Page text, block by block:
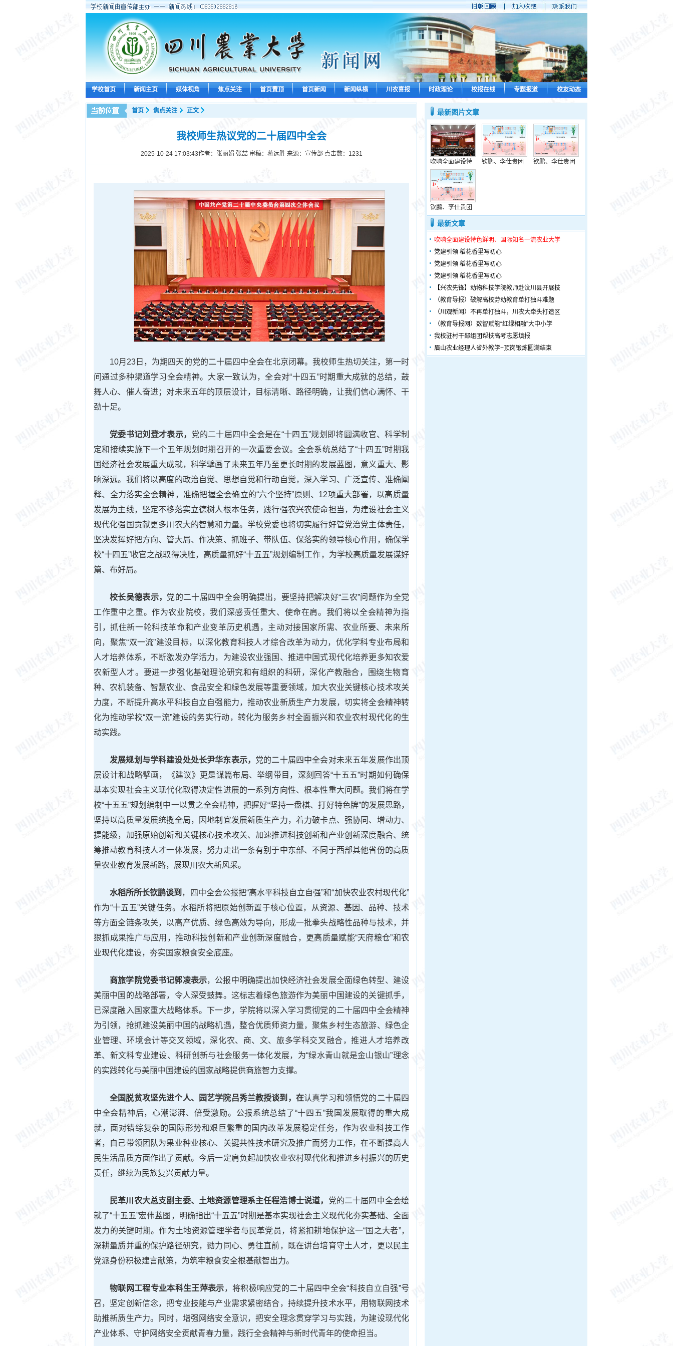
学校首页 新闻主页 媒体视角 焦点关注 首页置顶 首页新闻 新闻纵横 川农喜报 时政理论 校报在线 专题报道 校友动态
首页 焦点关注 正文
我校师生热议党的二十届四中全会
2025-10-24 17:03:43作者：张丽娟 张喆 审稿：蒋远胜 来源：宣传部 点击数： 1231
10月23日，为期四天的党的二十届四中全会在北京闭幕。我校师生热切关注，第一时
间通过多种渠道学习全会精神。大家一致认为，全会对“十四五”时期重大成就的总结，鼓
舞人心、催人奋进；对未来五年的顶层设计，目标清晰、路径明确，让我们信心满怀、干
劲十足。
党委书记刘登才表示， 党的二十届四中全会是在“十四五”规划即将圆满收官、科学制
定和接续实施下一个五年规划时期召开的一次重要会议。全会系统总结了“十四五”时期我
国经济社会发展重大成就，科学擘画了未来五年乃至更长时期的发展蓝图，意义重大、影
响深远。我们将以高度的政治自觉、思想自觉和行动自觉，深入学习、广泛宣传、准确阐
释、全力落实全会精神，准确把握全会确立的“六个坚持”原则、12项重大部署，以高质量
发展为主线，坚定不移落实立德树人根本任务，践行强农兴农使命担当，为建设社会主义
现代化强国贡献更多川农大的智慧和力量。学校党委也将切实履行好管党治党主体责任，
坚决发挥好把方向、管大局、作决策、抓班子、带队伍、保落实的领导核心作用，确保学
校“十四五”收官之战取得决胜，高质量抓好“十五五”规划编制工作，为学校高质量发展谋好
篇、布好局。
校长吴德表示， 党的二十届四中全会明确提出，要坚持把解决好“三农”问题作为全党
工作重中之重。作为农业院校，我们深感责任重大、使命在肩。我们将以全会精神为指
引，抓住新一轮科技革命和产业变革历史机遇，主动对接国家所需、农业所要、未来所
向，聚焦“双一流”建设目标，以深化教育科技人才综合改革为动力，优化学科专业布局和
人才培养体系，不断激发办学活力，为建设农业强国、推进中国式现代化培养更多知农爱
农新型人才。要进一步强化基础理论研究和有组织的科研，深化产教融合，围绕生物育
种、农机装备、智慧农业、食品安全和绿色发展等重要领域，加大农业关键核心技术攻关
力度，不断提升高水平科技自立自强能力，推动农业新质生产力发展，切实将全会精神转
化为推动学校“双一流”建设的务实行动，转化为服务乡村全面振兴和农业农村现代化的生
动实践。
发展规划与学科建设处处长尹华东表示， 党的二十届四中全会对未来五年发展作出顶
层设计和战略擘画，《建议》更是谋篇布局、举纲带目，深刻回答“十五五”时期如何确保
基本实现社会主义现代化取得决定性进展的一系列方向性、根本性重大问题。我们将在学
校“十五五”规划编制中一以贯之全会精神，把握好“坚持一盘棋、打好特色牌”的发展思路，
坚持以高质量发展统揽全局，因地制宜发展新质生产力，着力破卡点、强协同、增动力、
提能级，加强原始创新和关键核心技术攻关、加速推进科技创新和产业创新深度融合、统
筹推动教育科技人才一体发展，努力走出一条有别于中东部、不同于西部其他省份的高质
量农业教育发展新路，展现川农大新风采。
水稻所所长钦鹏谈到 ，四中全会公报把“高水平科技自立自强”和“加快农业农村现代化”
作为“十五五”关键任务。水稻所将把原始创新置于核心位置，从资源、基因、品种、技术
等方面全链条攻关，以高产优质、绿色高效为导向，形成一批拳头战略性品种与技术，并
狠抓成果推广与应用，推动科技创新和产业创新深度融合，更高质量赋能“天府粮仓”和农
业现代化建设，夯实国家粮食安全底座。
商旅学院党委书记郭凌表示，公报中明确提出加快经济社会发展全面绿色转型、建设
美丽中国的战略部署，令人深受鼓舞。这标志着绿色旅游作为美丽中国建设的关键抓手，
已深度融入国家重大战略体系。下一步，学院将以深入学习贯彻党的二十届四中全会精神
为引领，抢抓建设美丽中国的战略机遇，整合优质师资力量，聚焦乡村生态旅游、绿色企
业管理、环境会计等交叉领域，深化农、商、文、旅多学科交叉融合，推进人才培养改
革、新文科专业建设、科研创新与社会服务一体化发展，为“绿水青山就是金山银山”理念
的实践转化与美丽中国建设的国家战略提供商旅智力支撑。
全国脱贫攻坚先进个人、园艺学院吕秀兰教授谈到，在认真学习和领悟党的二十届四
中全会精神后，心潮澎湃、倍受激励。公报系统总结了“十四五”我国发展取得的重大成
就，面对错综复杂的国际形势和艰巨繁重的国内改革发展稳定任务，作为农业科技工作
者，自己带领团队为果业种业核心、关键共性技术研究及推广而努力工作，在不断提高人
民生活品质方面作出了贡献。今后一定肩负起加快农业农村现代化和推进乡村振兴的历史
责任，继续为民族复兴贡献力量。
民革川农大总支副主委、土地资源管理系主任程浩博士说道， 党的二十届四中全会绘
就了“十五五”宏伟蓝图，明确指出“十五五”时期是基本实现社会主义现代化夯实基础、全面
发力的关键时期。作为土地资源管理学者与民革党员，将紧扣耕地保护这一“国之大者”，
深耕量质并重的保护路径研究，勠力同心、勇往直前，既在讲台培育守土人才，更以民主
党派身份积极建言献策，为筑牢粮食安全根基献智出力。
物联网工程专业本科生王萍表示，将积极响应党的二十届四中全会“科技自立自强”号
召，坚定创新信念，把专业技能与产业需求紧密结合，持续提升技术水平，用物联网技术
助推新质生产力。同时，增强网络安全意识，把安全理念贯穿学习与实践，为建设现代化
产业体系、守护网络安全贡献青春力量，践行全会精神与新时代青年的使命担当。
最新图片文章
吹响全面建设特 钦鹏、李仕贵团 钦鹏、李仕贵团
钦鹏、李仕贵团
最新文章
吹响全面建设特色鲜明、国际知名一流农业大学
党建引领 稻花香里写初心
党建引领 稻花香里写初心
党建引领 稻花香里写初心
【兴农先锋】动物科技学院教师赴汶川县开展技
（教育导报）破解高校劳动教育单打独斗难题
（川观新闻）不再单打独斗，川农大牵头打造区
（教育导报网）数智赋能“红绿相融”大中小学
我校驻村干部组团帮扶高考志愿填报
眉山农业经理人省外教学+顶岗锻炼圆满结束